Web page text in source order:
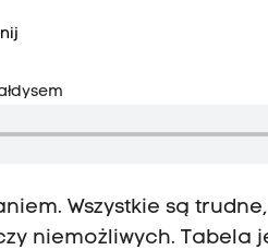
Wszystkie są
niemożliwych. Tabela